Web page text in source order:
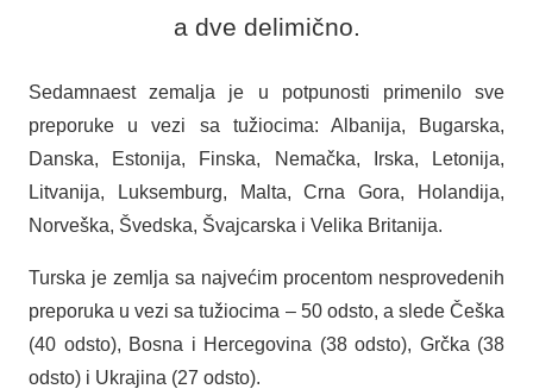
a dve delimično.
Sedamnaest zemalja je u potpunosti primenilo sve
preporuke u vezi sa tužiocima: Albanija, Bugarska,
Danska, Estonija, Finska, Nemačka, Irska, Letonija,
Litvanija, Luksemburg, Malta, Crna Gora, Holandija,
Norveška, Švedska, Švajcarska i Velika Britanija.
Turska je zemlja sa najvećim procentom nesprovedenih
preporuka u vezi sa tužiocima – 50 odsto, a slede Češka
(40 odsto), Bosna i Hercegovina (38 odsto), Grčka (38
odsto) i Ukrajina (27 odsto).